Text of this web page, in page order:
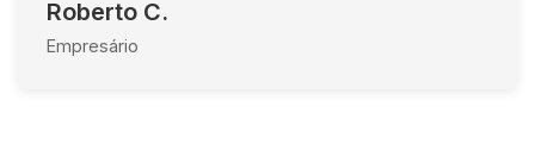
Roberto C.
Empresário